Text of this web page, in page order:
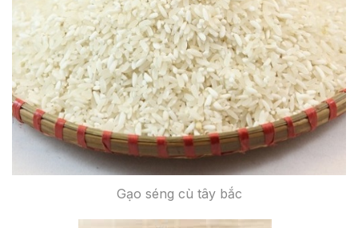
Gạo séng cù tây bắc